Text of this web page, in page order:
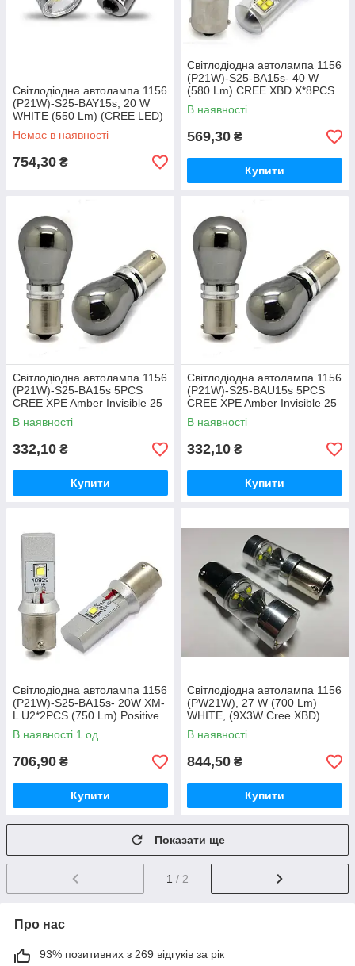
Світлодіодна автолампа 1156
(P21W)-S25-BAY15s, 20 W
WHITE (550 Lm) (CREE LED)
одноконтактна
Немає в наявності
754,30 ₴
Світлодіодна автолампа 1156
(P21W)-S25-BA15s- 40 W
(580 Lm) CREE XBD X*8PCS
(580Lm) OEM Beam angle
design
В наявності
569,30 ₴
Купити
Світлодіодна автолампа 1156
(P21W)-S25-BA15s 5PCS
CREE XPE Amber Invisible 25
W led lamp
В наявності
332,10 ₴
Купити
Світлодіодна автолампа 1156
(P21W)-S25-BAU15s 5PCS
CREE XPE Amber Invisible 25
W led lamp
В наявності
332,10 ₴
Купити
Світлодіодна автолампа 1156
(P21W)-S25-BA15s- 20W XM-
L U2*2PCS (750 Lm) Positive
earth or Negative earth
В наявності 1 од.
706,90 ₴
Купити
Світлодіодна автолампа 1156
(PW21W), 27 W (700 Lm)
WHITE, (9X3W Cree XBD)
В наявності
844,50 ₴
Купити
Показати ще
1 / 2
Про нас
93% позитивних з 269 відгуків за рік